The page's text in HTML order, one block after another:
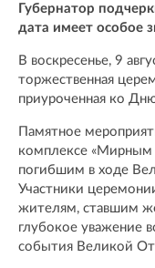
Губернатор
дата имеет особое
В воскресенье, 9
торжественная
приуроченная ко
Памятное
комплексе «Мирным
погибшим в ходе
Участники
жителям, ставшим
глубокое уважение
события Великой